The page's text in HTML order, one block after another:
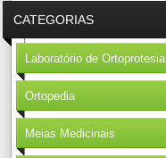
CATEGORIAS
Laboratório de Ortoprotesia
Ortopedia
Meias Medicinais